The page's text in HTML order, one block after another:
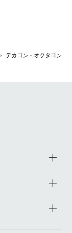
再注文してくだ
デカゴン・オクタゴン